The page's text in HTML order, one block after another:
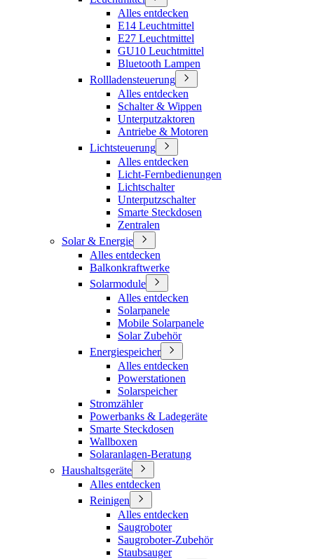
Alles entdecken
E14 Leuchtmittel
E27 Leuchtmittel
GU10 Leuchtmittel
Bluetooth Lampen
Rollladensteuerung
Alles entdecken
Schalter & Wippen
Unterputzaktoren
Antriebe & Motoren
Lichtsteuerung
Alles entdecken
Licht-Fernbedienungen
Lichtschalter
Unterputzschalter
Smarte Steckdosen
Zentralen
Solar & Energie
Alles entdecken
Balkonkraftwerke
Solarmodule
Alles entdecken
Solarpanele
Mobile Solarpanele
Solar Zubehör
Energiespeicher
Alles entdecken
Powerstationen
Solarspeicher
Stromzähler
Powerbanks & Ladegeräte
Smarte Steckdosen
Wallboxen
Solaranlagen-Beratung
Haushaltsgeräte
Alles entdecken
Reinigen
Alles entdecken
Saugroboter
Saugroboter-Zubehör
Staubsauger